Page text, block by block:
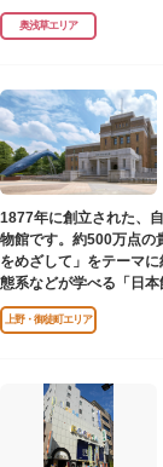
酒とともに参拝者に振る
だくことで、心身健康の
養する最高の祈祷法。
日間毎朝祈祷していた
られ、毘沙門天が祀ら
奥浅草エリア
1877年に創立された、
物館です。約500万点の
をめざして」をテーマ
態系などが学べる「日
進歩などが学べる「地
などから構成されていま
2005年「愛・地球博」
100万分の1の大きさ）
初のシアターで、月ご
楽しみながら学習でき
本、子ども向けのコー
上野・御徒町エリア